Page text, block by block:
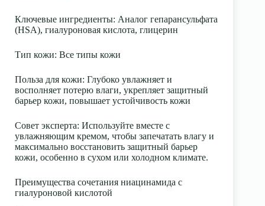
Ключевые ингредиенты: Аналог гепарансульфата
(HSA), гиалуроновая кислота, глицерин
Тип кожи: Все типы кожи
Польза для кожи: Глубоко увлажняет и
восполняет потерю влаги, укрепляет защитный
барьер кожи, повышает устойчивость кожи
Совет эксперта: Используйте вместе с
увлажняющим кремом, чтобы запечатать влагу и
максимально восстановить защитный барьер
кожи, особенно в сухом или холодном климате.
Преимущества сочетания ниацинамида с
гиалуроновой кислотой